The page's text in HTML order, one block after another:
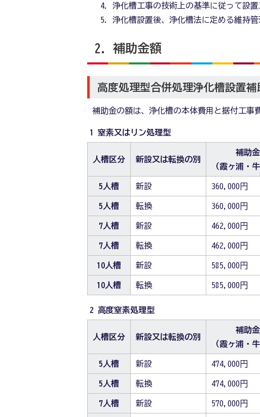
浄化槽工事の技術上の基準に従って設
浄化槽設置後、浄化槽法に定める維持
2．補助金額
高度処理型合併処理浄化槽設置補
補助金の額は、浄化槽の本体費用と据付工事
1 窒素又はリン処理型
人槽区分 新設又は転換の別
補助
（霞ヶ浦・
5人槽 新設 360,000円
5人槽 転換 360,000円
7人槽 新設 462,000円
7人槽 転換 462,000円
10人槽 新設 585,000円
10人槽 転換 585,000円
2 高度窒素処理型
人槽区分 新設又は転換の別
補助
（霞ヶ浦・
5人槽 新設 474,000円
5人槽 転換 474,000円
7人槽 新設 570,000円